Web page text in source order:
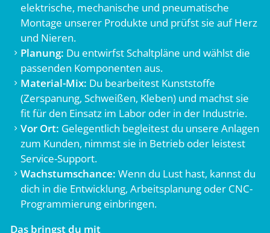
elektrische, mechanische und pneumatische
Montage unserer Produkte und prüfst sie auf Herz
und Nieren.
Planung: Du entwirfst Schaltpläne und wählst die
passenden Komponenten aus.
Material-Mix: Du bearbeitest Kunststoffe
(Zerspanung, Schweißen, Kleben) und machst sie
fit für den Einsatz im Labor oder in der Industrie.
Vor Ort: Gelegentlich begleitest du unsere Anlagen
zum Kunden, nimmst sie in Betrieb oder leistest
Service-Support.
Wachstumschance: Wenn du Lust hast, kannst du
dich in die Entwicklung, Arbeitsplanung oder CNC-
Programmierung einbringen.
Das bringst du mit